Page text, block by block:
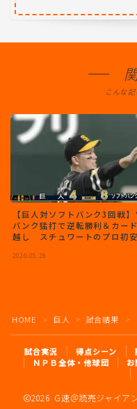
こんな記
【巨人対ソフトバンク3回戦】
バンク猛打で逆転勝利＆カー
越し スチュワートのプロ初
プ14＆15号
2026.05.28
HOME ＞ 巨人 ＞ 試合結果 ＞
試合実況 得点シーン
ＮＰＢ全体・他球団
お
2026 G速＠読売ジャイア